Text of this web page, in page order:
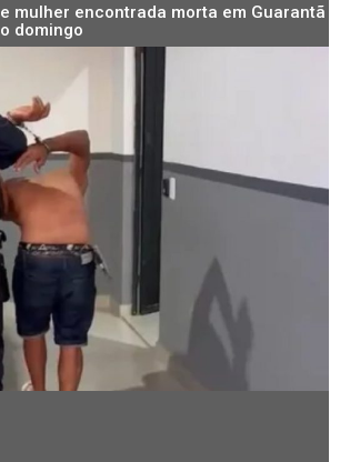
mulher encontrada morta em Guarantã
domingo